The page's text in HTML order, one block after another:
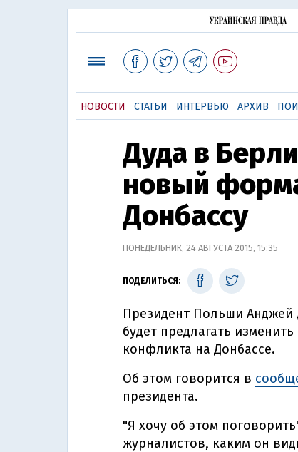
НОВОСТИ СТАТЬИ ИНТЕРВЬЮ АРХИВ
Дуда в
новый
Донбассу
ПОНЕДЕЛЬНИК, 24 АВГУСТА 2015, 15:35
ПОДЕЛИТЬСЯ:
Президент Польши Анджей
будет предлагать
конфликта на Донбассе.
Об этом говорится в
президента.
"Я хочу об этом
журналистов, каким он